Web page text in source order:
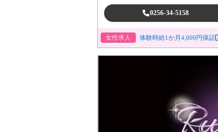
0256-34-5158
女性求人 体験時給1か月4,000円保証